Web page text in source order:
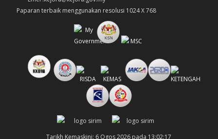
Paparan terbaik menggunakan resolusi 1024 X 768
Tarikh Kemaskini: 6 Ogos 2026 pada 13:02:17